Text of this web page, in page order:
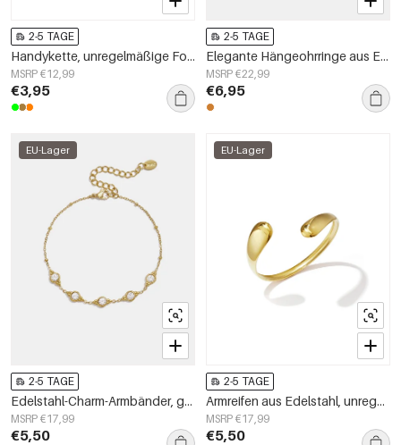
2-5 TAGE
Handykette, unregelmäßige Form, schlichtes Acryl, Alltagsaccessoire
MSRP €12,99
€3,95
2-5 TAGE
Elegante Hängeohrringe aus Edelstahl mit Kette, perfekt für festliche Anlässe und Partys. Luxuriöse Damenschmuckserie.
MSRP €22,99
€6,95
EU-Lager
2-5 TAGE
Edelstahl-Charm-Armbänder, geometrische Form, schlichte Alltagsserie, Damenschmuck
MSRP €17,99
€5,50
EU-Lager
2-5 TAGE
Armreifen aus Edelstahl, unregelmäßige Form, schlichte Alltagsserie, Damenschmuck
MSRP €17,99
€5,50